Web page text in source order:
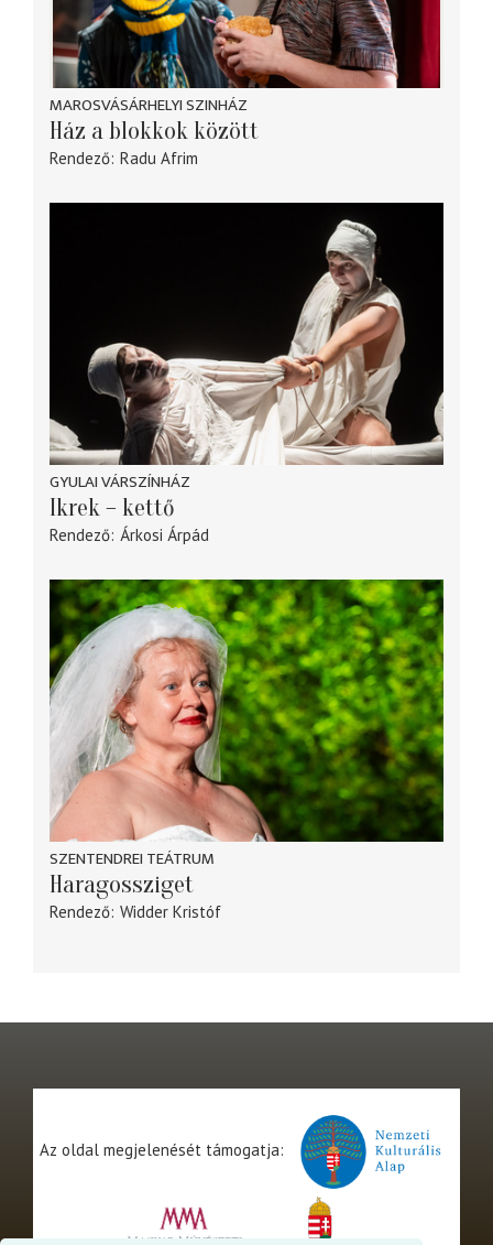
MAROSVÁSÁRHELYI SZINHÁZ
Ház a blokkok között
Rendező Radu Afrim
GYULAI VÁRSZÍNHÁZ
Ikrek – kettő
Rendező Árkosi Árpád
SZENTENDREI TEÁTRUM
Haragossziget
Rendező Widder Kristóf
Az oldal megjelenését támogatja: